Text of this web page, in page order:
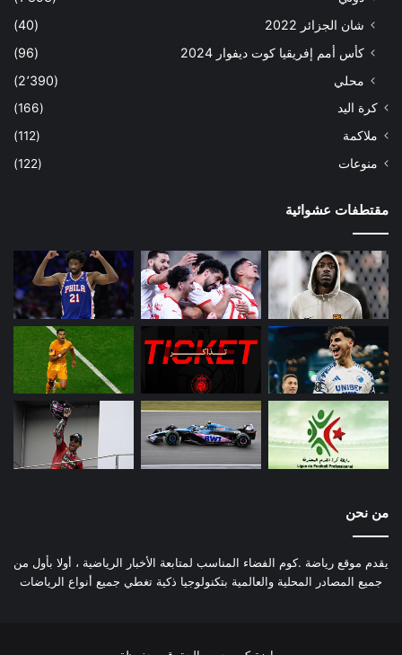
شان الجزائر 2022
(40)
كأس أمم إفريقيا كوت ديفوار 2024
(96)
محلي
(2٬390)
كرة اليد
(166)
ملاكمة
(112)
منوعات
(122)
مقتطفات عشوائية
من نحن
يقدم موقع رياضة .كوم الفضاء المناسب لمتابعة الأخبار الرياضية ، أولا بأول من
جميع المصادر المحلية والعالمية بتكنولوجيا ذكية تغطي جميع أنواع الرياضات